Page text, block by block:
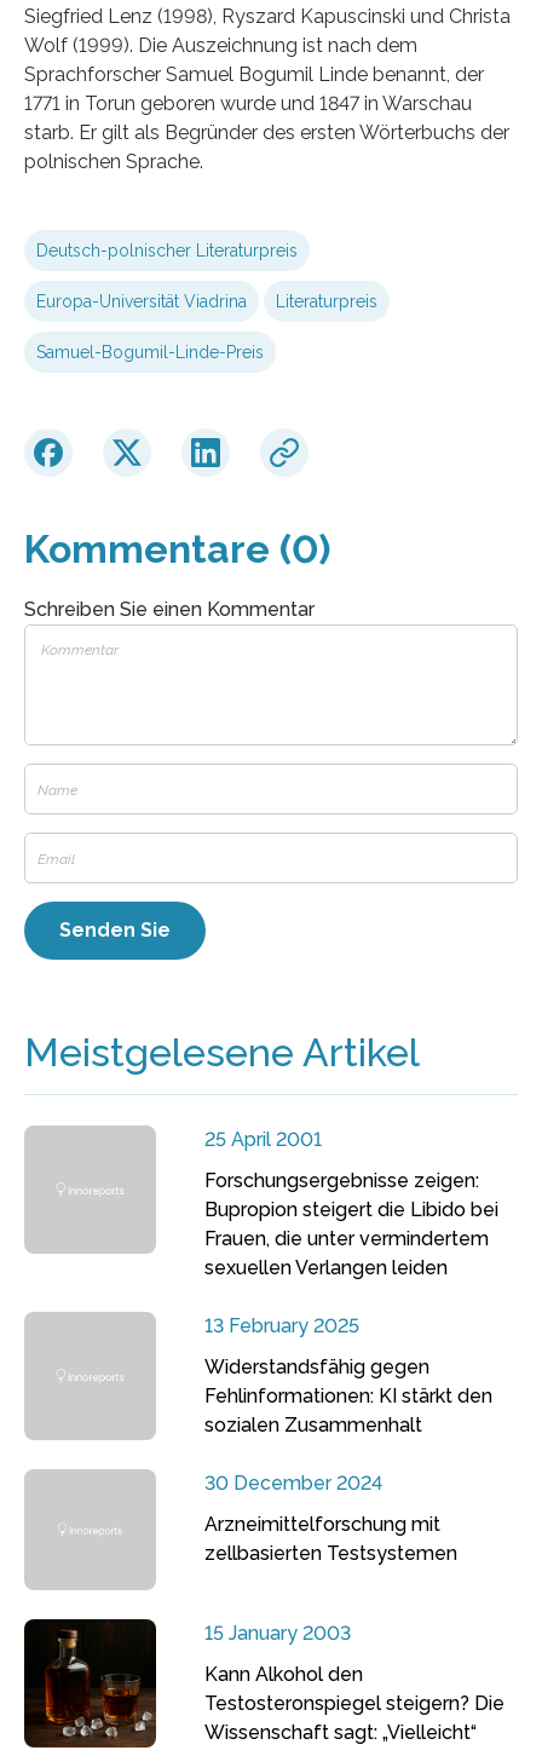
Siegfried Lenz (1998), Ryszard Kapuscinski und Christa
Wolf (1999). Die Auszeichnung ist nach dem
Sprachforscher Samuel Bogumil Linde benannt, der
1771 in Torun geboren wurde und 1847 in Warschau
starb. Er gilt als Begründer des ersten Wörterbuchs der
polnischen Sprache.
Deutsch-polnischer Literaturpreis
Europa-Universität Viadrina Literaturpreis
Samuel-Bogumil-Linde-Preis
Kommentare (0)
Schreiben Sie einen Kommentar
Meistgelesene Artikel
25 April 2001
Forschungsergebnisse zeigen:
Bupropion steigert die Libido bei
Frauen, die unter vermindertem
sexuellen Verlangen leiden
13 February 2025
Widerstandsfähig gegen
Fehlinformationen: KI stärkt den
sozialen Zusammenhalt
30 December 2024
Arzneimittelforschung mit
zellbasierten Testsystemen
15 January 2003
Kann Alkohol den
Testosteronspiegel steigern? Die
Wissenschaft sagt: „Vielleicht“